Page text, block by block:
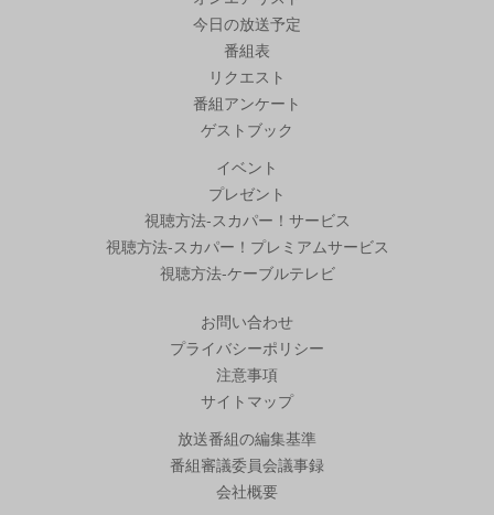
今日の放送予定
番組表
リクエスト
番組アンケート
ゲストブック
イベント
プレゼント
視聴方法-スカパー！サービス
視聴方法-スカパー！プレミアムサービス
視聴方法-ケーブルテレビ
お問い合わせ
プライバシーポリシー
注意事項
サイトマップ
放送番組の編集基準
番組審議委員会議事録
会社概要